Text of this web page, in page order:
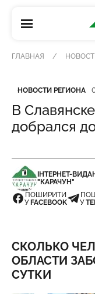
ГЛАВНАЯ
Категория
НОВОСТИ РЕГИОНА
Дата публикации
В
добрался
ІНТЕРНЕТ-
"КАРАЧУН"
ПОШИРИТИ
У FACEBOOK
У
СКОЛЬКО
ОБЛАСТИ
СУТКИ